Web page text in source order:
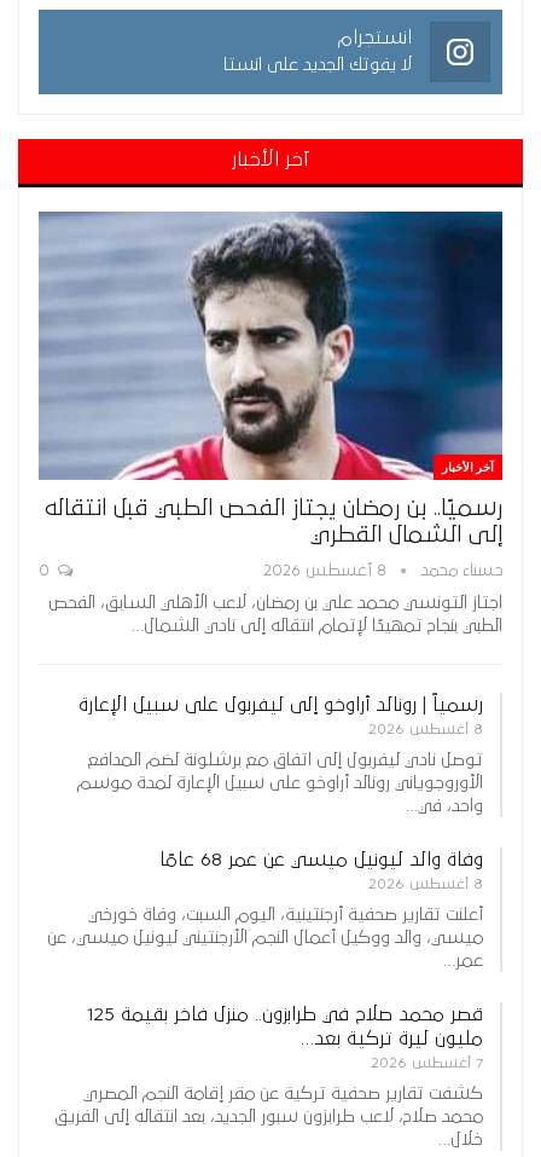
انستجرام
لا يفوتك الجديد على انستا
آخر الأخبار
آخر الأخبار
رسميًا.. بن رمضان يجتاز الفحص الطبي قبل انتقاله
إلى الشمال القطري
حسناء محمد 8 أغسطس 2026
اجتاز التونسي محمد علي بن رمضان، لاعب الأهلي السابق، الفحص
الطبي بنجاح تمهيدًا لإتمام انتقاله إلى نادي الشمال…
رسمياً | رونالد أراوخو إلى ليفربول على سبيل الإعارة
8 أغسطس 2026
توصل نادي ليفربول إلى اتفاق مع برشلونة لضم المدافع
الأوروجوياني رونالد أراوخو على سبيل الإعارة لمدة موسم
واحد، في…
وفاة والد ليونيل ميسي عن عمر 68 عامًا
8 أغسطس 2026
أعلنت تقارير صحفية أرجنتينية، اليوم السبت، وفاة خورخي
ميسي، والد ووكيل أعمال النجم الأرجنتيني ليونيل ميسي، عن
عمر…
قصر محمد صلاح في طرابزون.. منزل فاخر بقيمة 125
مليون ليرة تركية بعد…
7 أغسطس 2026
كشفت تقارير صحفية تركية عن مقر إقامة النجم المصري
محمد صلاح، لاعب طرابزون سبور الجديد، بعد انتقاله إلى الفريق
خلال…